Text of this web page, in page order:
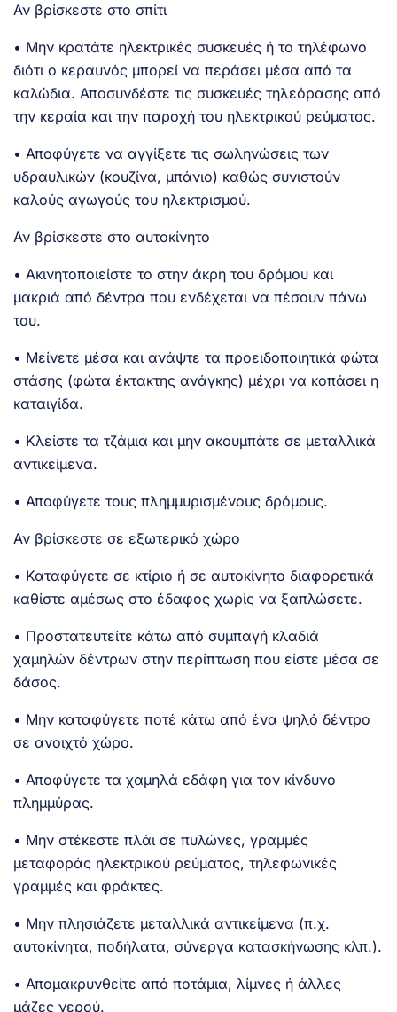
Αν βρίσκεστε στο σπίτι
• Μην κρατάτε ηλεκτρικές συσκευές ή το τηλέφωνο
διότι ο κεραυνός μπορεί να περάσει μέσα από τα
καλώδια. Αποσυνδέστε τις συσκευές τηλεόρασης από
την κεραία και την παροχή του ηλεκτρικού ρεύματος.
• Αποφύγετε να αγγίξετε τις σωληνώσεις των
υδραυλικών (κουζίνα, μπάνιο) καθώς συνιστούν
καλούς αγωγούς του ηλεκτρισμού.
Αν βρίσκεστε στο αυτοκίνητο
• Ακινητοποιείστε το στην άκρη του δρόμου και
μακριά από δέντρα που ενδέχεται να πέσουν πάνω
του.
• Μείνετε μέσα και ανάψτε τα προειδοποιητικά φώτα
στάσης (φώτα έκτακτης ανάγκης) μέχρι να κοπάσει η
καταιγίδα.
• Κλείστε τα τζάμια και μην ακουμπάτε σε μεταλλικά
αντικείμενα.
• Αποφύγετε τους πλημμυρισμένους δρόμους.
Αν βρίσκεστε σε εξωτερικό χώρο
• Καταφύγετε σε κτίριο ή σε αυτοκίνητο διαφορετικά
καθίστε αμέσως στο έδαφος χωρίς να ξαπλώσετε.
• Προστατευτείτε κάτω από συμπαγή κλαδιά
χαμηλών δέντρων στην περίπτωση που είστε μέσα σε
δάσος.
• Μην καταφύγετε ποτέ κάτω από ένα ψηλό δέντρο
σε ανοιχτό χώρο.
• Αποφύγετε τα χαμηλά εδάφη για τον κίνδυνο
πλημμύρας.
• Μην στέκεστε πλάι σε πυλώνες, γραμμές
μεταφοράς ηλεκτρικού ρεύματος, τηλεφωνικές
γραμμές και φράκτες.
• Μην πλησιάζετε μεταλλικά αντικείμενα (π.χ.
αυτοκίνητα, ποδήλατα, σύνεργα κατασκήνωσης κλπ.).
• Απομακρυνθείτε από ποτάμια, λίμνες ή άλλες
μάζες νερού.